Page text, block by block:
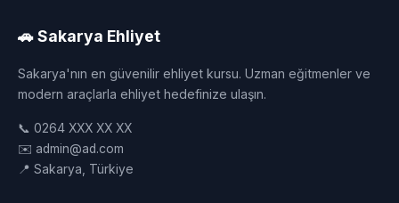
🚗 Sakarya Ehliyet
Sakarya'nın en güvenilir ehliyet kursu. Uzman eğitmenler ve
modern araçlarla ehliyet hedefinize ulaşın.
📞 0264 XXX XX XX
✉️ admin@ad.com
📍 Sakarya, Türkiye